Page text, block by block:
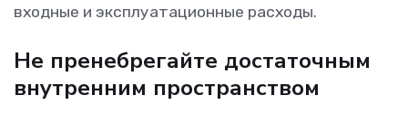
входные и эксплуатационные расходы.
Не пренебрегайте достаточным
внутренним пространством